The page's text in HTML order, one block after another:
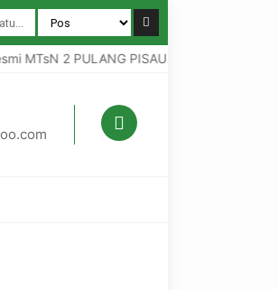
MTsN 2 PULANG PISAU RAPI ( Relegius